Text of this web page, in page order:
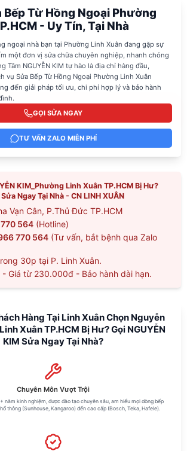
Bếp Từ Hồng Ngoại Phường
- Uy Tín, Tại Nhà
ngoại nhà bạn tại Phường Linh Xuân đang gặp sự
một đơn vị sửa chữa chuyên nghiệp, nhanh chóng
Tâm NGUYỄN KIM tự hào là địa chỉ hàng đầu,
vụ Sửa Bếp Từ Hồng Ngoại Phường Linh Xuân
đến giải pháp tối ưu, chi phí hợp lý và bảo hành
GỌI SỬA NGAY
TƯ VẤN ZALO MIỄN PHÍ
KIM_Phường Linh Xuân TP.HCM Bị Hư?
Ngay Tại Nhà - CN LINH XUÂN
Vạn Cân, P.Thủ Đức TP.HCM
564 (Hotline)
770 564 (Tư vấn, bắt bệnh qua Zalo
30p tại P. Linh Xuân.
- Giá từ 230.000đ - Bảo hành dài hạn.
Hàng Tại Linh Xuân Chọn Nguyễn
Xuân TP.HCM Bị Hư? Gọi NGUYỄN
KIM Sửa Ngay Tại Nhà?
Chuyên Môn Vượt Trội
năm kinh nghiệm, được đào tạo chuyên sâu, am hiểu mọi dòng bếp
thông (Sunhouse, Kangaroo) đến cao cấp (Bosch, Teka, Hafele).